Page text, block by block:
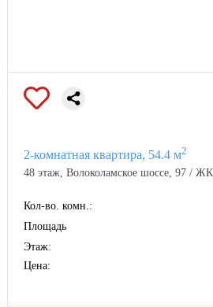
2-комнатная квартира, 54.4 м2
48 этаж, Волоколамское шоссе, 97 /
Кол-во. комн.:
Площадь
Этаж:
Цена: